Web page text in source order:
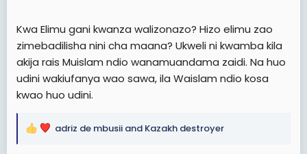
Kwa Elimu gani kwanza walizonazo? Hizo elimu zao
zimebadilisha nini cha maana? Ukweli ni kwamba kila
akija rais Muislam ndio wanamuandama zaidi. Na huo
udini wakiufanya wao sawa, ila Waislam ndio kosa
kwao huo udini.
R
adriz de mbusii and Kazakh destroyer